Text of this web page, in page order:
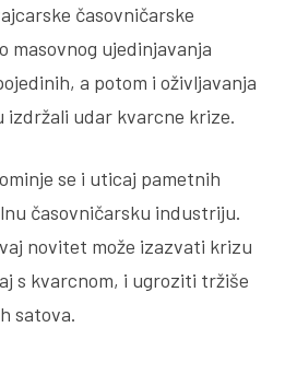
časovničarske
masovnog ujedinjavanja
a potom i oživljavanja
izdržali udar kvarcne krize.
se i uticaj pametnih
časovničarsku industriju.
novitet može izazvati krizu
s kvarcnom, i ugroziti tržiše
satova.